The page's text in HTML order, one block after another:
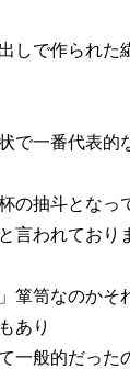
しで作られた
で一番代表的
の抽斗となっ
言われており
箪笥なのかそ
あり
一般的だった